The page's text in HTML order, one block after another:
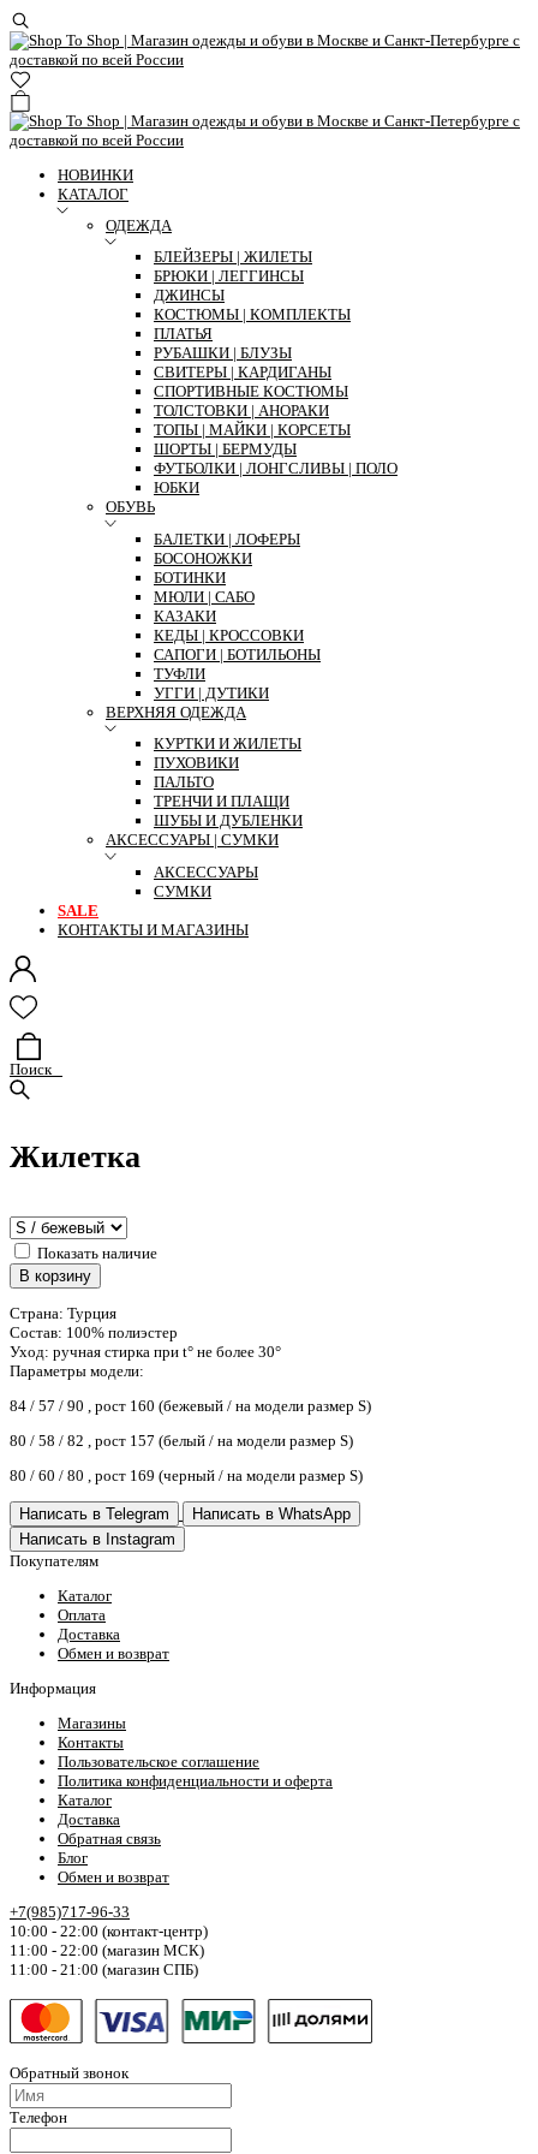
НОВИНКИ
КАТАЛОГ
ОДЕЖДА
БЛЕЙЗЕРЫ | ЖИЛЕТЫ
БРЮКИ | ЛЕГГИНСЫ
ДЖИНСЫ
КОСТЮМЫ | КОМПЛЕКТЫ
ПЛАТЬЯ
РУБАШКИ | БЛУЗЫ
СВИТЕРЫ | КАРДИГАНЫ
СПОРТИВНЫЕ КОСТЮМЫ
ТОЛСТОВКИ | АНОРАКИ
ТОПЫ | МАЙКИ | КОРСЕТЫ
ШОРТЫ | БЕРМУДЫ
ФУТБОЛКИ | ЛОНГСЛИВЫ | ПОЛО
ЮБКИ
ОБУВЬ
БАЛЕТКИ | ЛОФЕРЫ
БОСОНОЖКИ
БОТИНКИ
МЮЛИ | САБО
КАЗАКИ
КЕДЫ | КРОССОВКИ
САПОГИ | БОТИЛЬОНЫ
ТУФЛИ
УГГИ | ДУТИКИ
ВЕРХНЯЯ ОДЕЖДА
КУРТКИ И ЖИЛЕТЫ
ПУХОВИКИ
ПАЛЬТО
ТРЕНЧИ И ПЛАЩИ
ШУБЫ И ДУБЛЕНКИ
АКСЕССУАРЫ | СУМКИ
АКСЕССУАРЫ
СУМКИ
SALE
КОНТАКТЫ И МАГАЗИНЫ
Поиск
Жилетка
Показать наличие
В корзину
Страна: Турция
Состав: 100% полиэстер
Уход: ручная стирка при t° не более 30°
Параметры модели:
84 / 57 / 90 , рост 160 (бежевый / на модели размер S)
80 / 58 / 82 , рост 157 (белый / на модели размер S)
80 / 60 / 80 , рост 169 (черный / на модели размер S)
Написать в Telegram
Написать в WhatsApp
Написать в Instagram
Покупателям
Каталог
Оплата
Доставка
Обмен и возврат
Информация
Магазины
Контакты
Пользовательское соглашение
Политика конфиденциальности и оферта
Каталог
Доставка
Обратная связь
Блог
Обмен и возврат
+7(985)717-96-33
10:00 - 22:00 (контакт-центр)
11:00 - 22:00 (магазин МСК)
11:00 - 21:00 (магазин СПБ)
Обратный звонок
Телефон